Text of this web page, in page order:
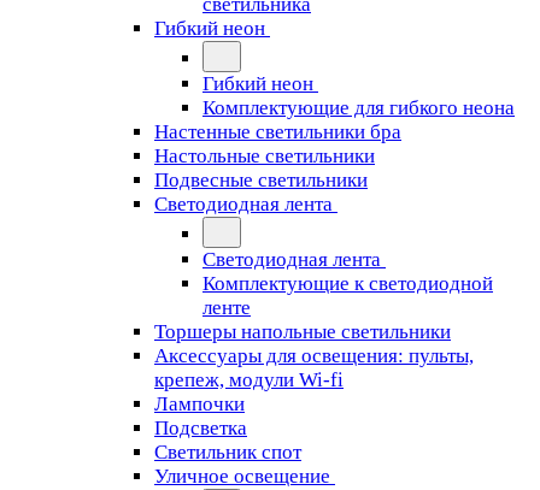
Гибкий неон
Гибкий неон
Комплектующие для гибкого неона
Настенные светильники бра
Настольные светильники
Подвесные светильники
Светодиодная лента
Светодиодная лента
Комплектующие к светодиодной
ленте
Торшеры напольные светильники
Аксессуары для освещения: пульты,
крепеж, модули Wi-fi
Лампочки
Подсветка
Светильник спот
Уличное освещение